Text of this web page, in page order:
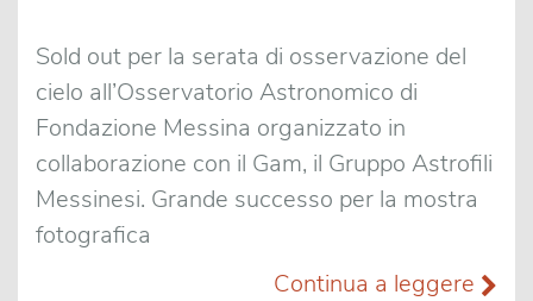
Sold out per la serata di osservazione del
cielo all’Osservatorio Astronomico di
Fondazione Messina organizzato in
collaborazione con il Gam, il Gruppo Astrofili
Messinesi. Grande successo per la mostra
fotografica
Continua a leggere